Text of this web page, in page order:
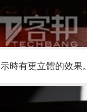
時有更立體的效果。